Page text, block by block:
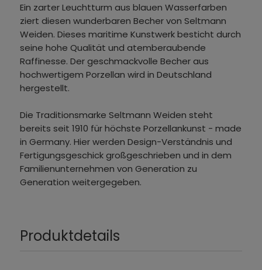
Ein zarter Leuchtturm aus blauen Wasserfarben
ziert diesen wunderbaren Becher von Seltmann
Weiden. Dieses maritime Kunstwerk besticht durch
seine hohe Qualität und atemberaubende
Raffinesse. Der geschmackvolle Becher aus
hochwertigem Porzellan wird in Deutschland
hergestellt.
Die Traditionsmarke Seltmann Weiden steht
bereits seit 1910 für höchste Porzellankunst - made
in Germany. Hier werden Design-Verständnis und
Fertigungsgeschick großgeschrieben und in dem
Familienunternehmen von Generation zu
Generation weitergegeben.
Produktdetails